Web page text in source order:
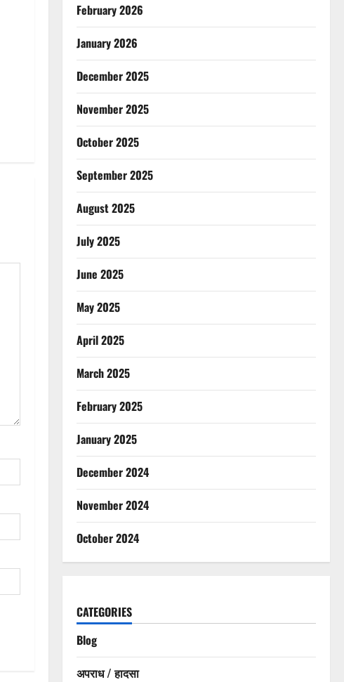
February 2026
January 2026
December 2025
November 2025
October 2025
September 2025
August 2025
July 2025
June 2025
May 2025
April 2025
March 2025
February 2025
January 2025
December 2024
November 2024
October 2024
CATEGORIES
Blog
अपराध / हादसा